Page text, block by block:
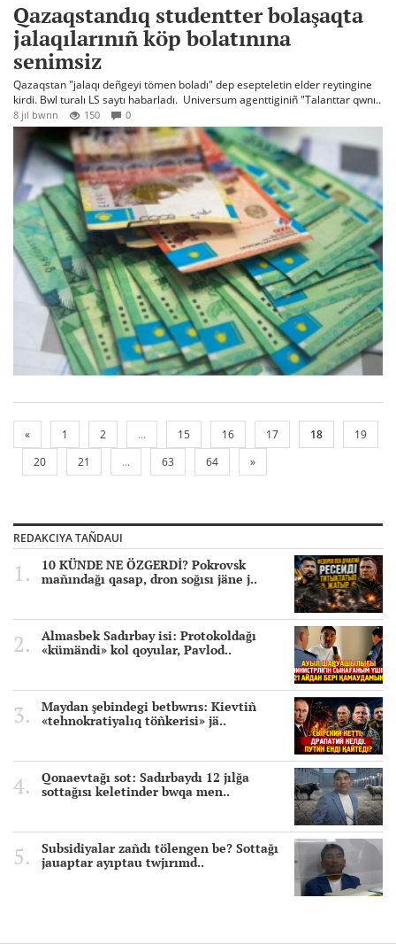
Qazaqstandıq studentter bolaşaqta
jalaqılarınıñ köp bolatınına
senimsiz
Qazaqstan "jalaqı deñgeyi tömen boladı" dep esepteletin elder reytingine
kirdi. Bwl turalı LS saytı habarladı. Universum agenttiginiñ "Talanttar qwnı..
8 jıl bwrın 150 0
« 1 2 ... 15 16 17 18
19
20
21 ... 63 64 »
REDAKCIYA TAÑDAUI
10 KÜNDE NE ÖZGERDİ? Pokrovsk
mañındağı qasap, dron soğısı jäne j..
Almasbek Sadırbay isi: Protokoldağı
«kümändi» kol qoyular, Pavlod..
Maydan şebindegi betbwrıs: Kievtiñ
«tehnokratiyalıq töñkerisi» jä..
Qonaevtağı sot: Sadırbaydı 12 jılğa
sottağısı keletinder bwqa men..
Subsidiyalar zañdı tölengen be? Sottağı
jauaptar ayıptau twjırımd..